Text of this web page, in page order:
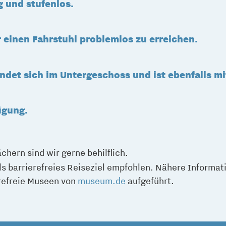
und stufenlos.
Fahrstuhl problemlos zu erreichen.
sich im Untergeschoss und ist ebenfalls
sind wir gerne behilflich.
barrierefreies Reiseziel empfohlen. Nähere
Museen von museum.de aufgeführt.